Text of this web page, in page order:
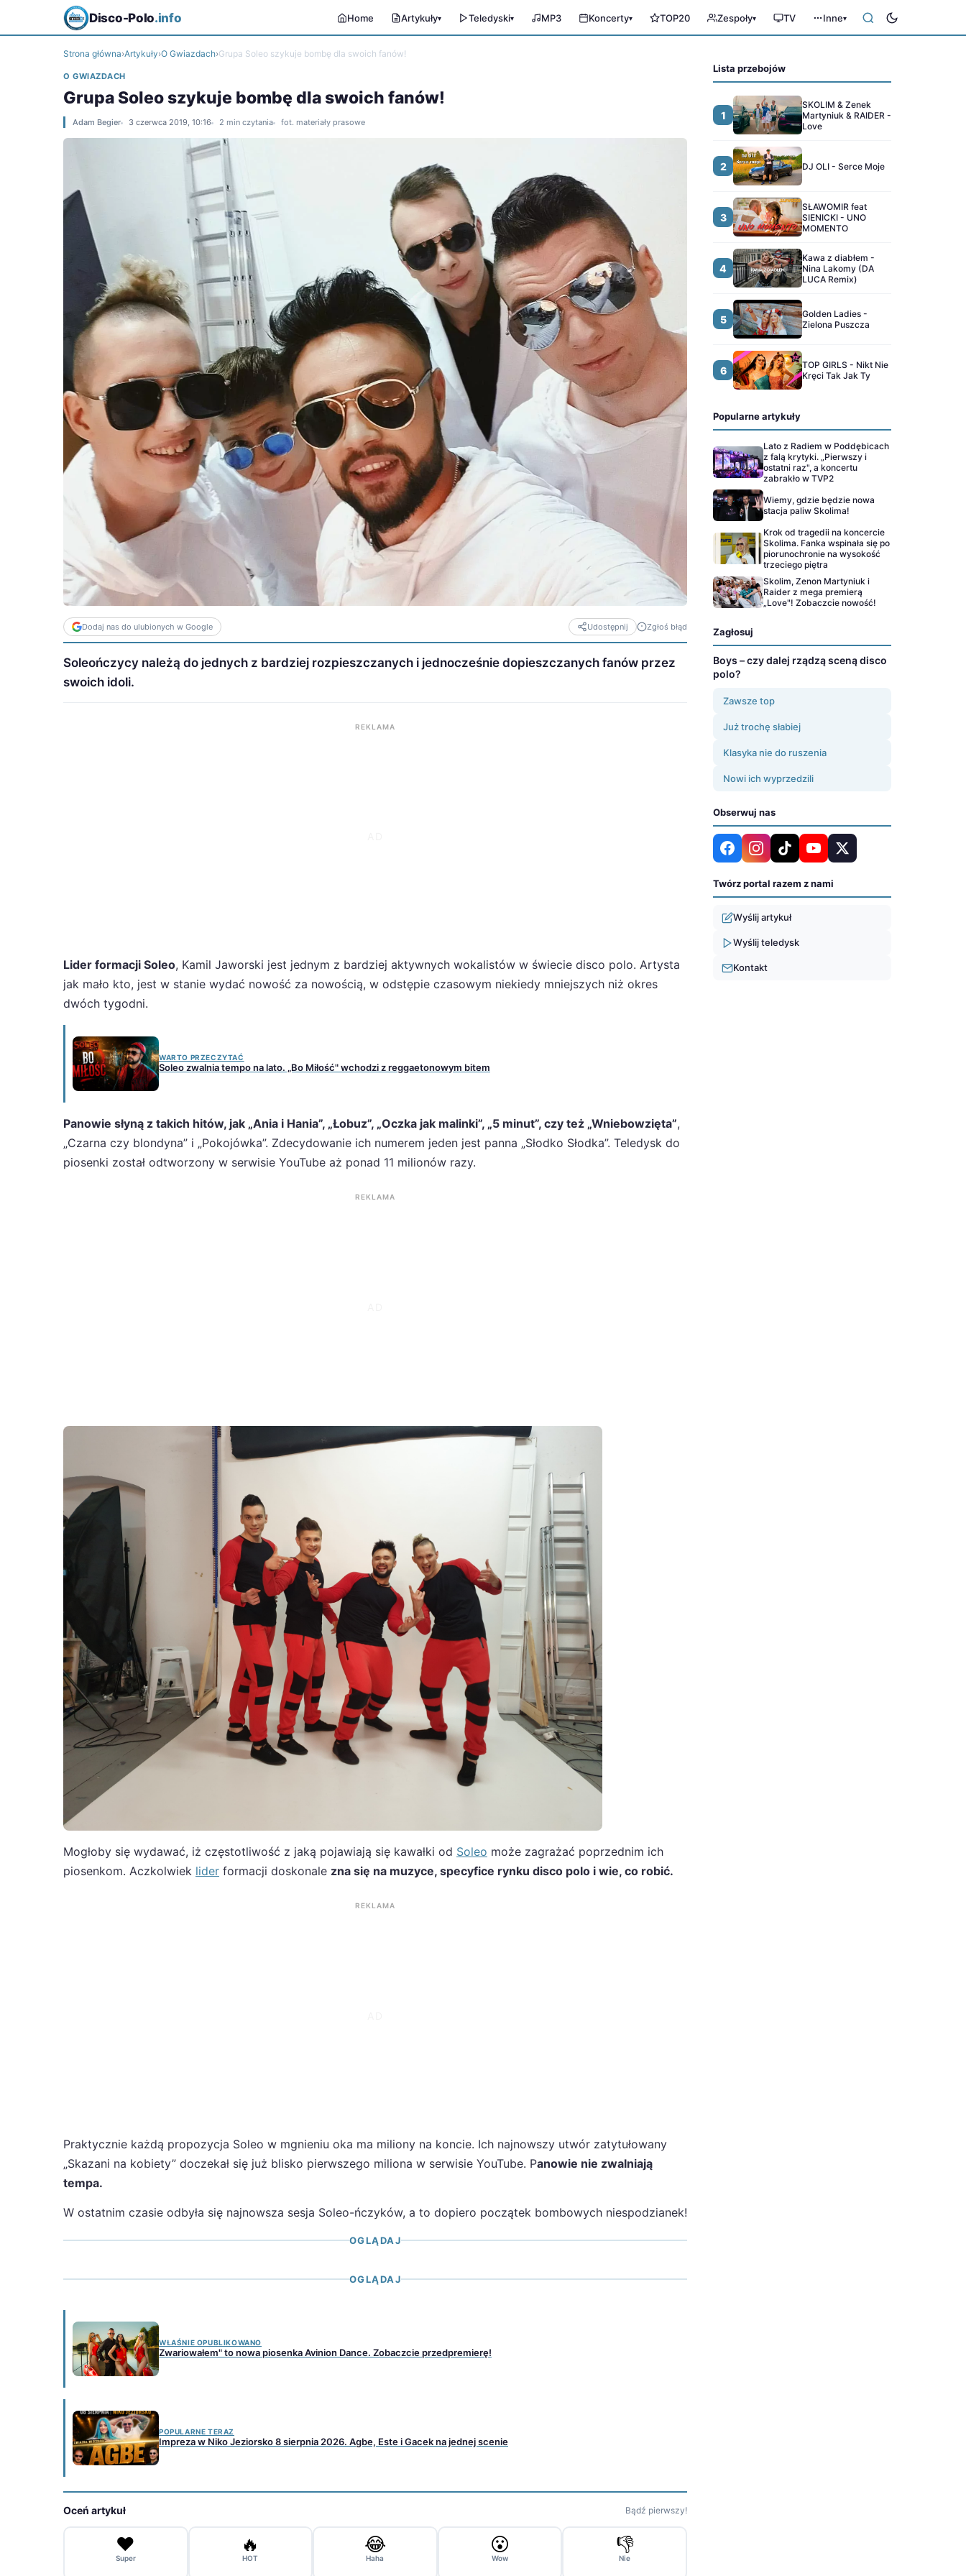
Disco-Polo.info Home Artykuły▾ Teledyski▾ MP3 Koncerty▾ TOP20 Zespoły▾ TV Inne▾
Strona główna›Artykuły›O Gwiazdach›Grupa Soleo szykuje bombę dla swoich fanów!
O GWIAZDACH
Grupa Soleo szykuje bombę dla swoich fanów!
Adam Begier 3 czerwca 2019, 10:16 2 min czytania fot. materiały prasowe
Dodaj nas do ulubionych w Google Udostępnij Zgłoś błąd
Soleończycy należą do jednych z bardziej rozpieszczanych i jednocześnie dopieszczanych fanów przez
swoich idoli.
REKLAMA
Lider formacji Soleo, Kamil Jaworski jest jednym z bardziej aktywnych wokalistów w świecie disco polo. Artysta
jak mało kto, jest w stanie wydać nowość za nowością, w odstępie czasowym niekiedy mniejszych niż okres
dwóch tygodni.
WARTO PRZECZYTAĆ
Soleo zwalnia tempo na lato. „Bo Miłość" wchodzi z reggaetonowym bitem
Panowie słyną z takich hitów, jak „Ania i Hania”, „Łobuz”, „Oczka jak malinki”, „5 minut”, czy też „Wniebowzięta”,
„Czarna czy blondyna” i „Pokojówka”. Zdecydowanie ich numerem jeden jest panna „Słodko Słodka”. Teledysk do
piosenki został odtworzony w serwisie YouTube aż ponad 11 milionów razy.
REKLAMA
Mogłoby się wydawać, iż częstotliwość z jaką pojawiają się kawałki od Soleo może zagrażać poprzednim ich
piosenkom. Aczkolwiek lider formacji doskonale zna się na muzyce, specyfice rynku disco polo i wie, co robić.
REKLAMA
Praktycznie każdą propozycja Soleo w mgnieniu oka ma miliony na koncie. Ich najnowszy utwór zatytułowany
„Skazani na kobiety” doczekał się już blisko pierwszego miliona w serwisie YouTube. Panowie nie zwalniają
tempa.
W ostatnim czasie odbyła się najnowsza sesja Soleo-ńczyków, a to dopiero początek bombowych niespodzianek!
OGLĄDAJ
OGLĄDAJ
WŁAŚNIE OPUBLIKOWANO
Zwariowałem" to nowa piosenka Avinion Dance. Zobaczcie przedpremierę!
POPULARNE TERAZ
Impreza w Niko Jeziorsko 8 sierpnia 2026. Agbe, Este i Gacek na jednej scenie
Oceń artykuł Bądź pierwszy!
❤️
Super
🔥
HOT
😂
Haha
😮
Wow
👎
Nie
Lista przebojów
1
SKOLIM & Zenek
Martyniuk & RAIDER -
Love
2 DJ OLI - Serce Moje
3
SŁAWOMIR feat
SIENICKI - UNO
MOMENTO
4
Kawa z diabłem -
Nina Lakomy (DA
LUCA Remix)
5
Golden Ladies -
Zielona Puszcza
6
TOP GIRLS - Nikt Nie
Kręci Tak Jak Ty
Popularne artykuły
Lato z Radiem w Poddębicach
z falą krytyki. „Pierwszy i
ostatni raz", a koncertu
zabrakło w TVP2
Wiemy, gdzie będzie nowa
stacja paliw Skolima!
Krok od tragedii na koncercie
Skolima. Fanka wspinała się po
piorunochronie na wysokość
trzeciego piętra
Skolim, Zenon Martyniuk i
Raider z mega premierą
„Love"! Zobaczcie nowość!
Zagłosuj
Boys – czy dalej rządzą sceną disco
polo?
Zawsze top
Już trochę słabiej
Klasyka nie do ruszenia
Nowi ich wyprzedzili
Obserwuj nas
Twórz portal razem z nami
Wyślij artykuł
Wyślij teledysk
Kontakt